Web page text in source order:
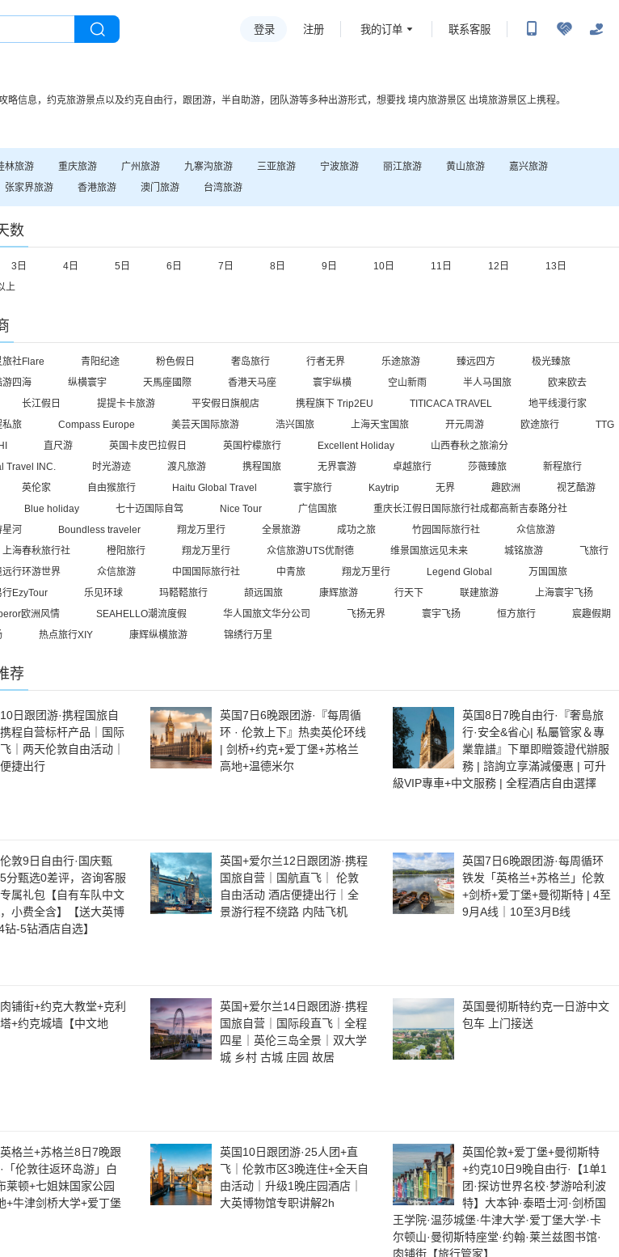
登录 注册 我的订单 联系客服
略信息， 约克旅游景点以及约克自由行，跟团游，半自助游，团队游等多种出游形式，想要找 境内旅游景区 出境旅游景区上携程。
林旅游 重庆旅游 广州旅游 九寨沟旅游 三亚旅游 宁波旅游 丽江旅游 黄山旅游 嘉兴旅游
张家界旅游 香港旅游 澳门 旅游 台湾旅游
数
3日 4日 5日 6日 7日 8日 9日 10日 11日 12日
13日
上
旅社Flare 青阳纪途 粉色假日 奢岛旅行 行者无界 乐途旅游 臻远四方
极光臻旅
游四海 纵横寰宇 天馬座國際 香港天马座 寰宇纵横 空山新雨 半人马国旅
欧来欧去
长江假日 提提卡卡旅游 平安假日旗舰店 携程旗下 Trip2EU TITICACA TRAVEL
地平线漫行家
私旅 Compass Europe 美芸天国际旅游 浩兴国旅 上海天宝国旅 开元周游 欧途旅行
TTG
直尺游 英国卡皮巴拉假日 英国柠檬旅行 Excellent Holiday
山西春秋之旅渝分
Travel INC.
时光游迹 渡凡旅游 携程国旅 无界寰游 卓越旅行 莎薇臻旅
新程旅行
英伦家 自由猴旅行 Haitu Global Travel 寰宇旅行 Kaytrip 无界 趣欧洲
视艺酷游
Blue holiday 七十迈国际自驾 Nice Tour 广信国旅
重庆长江假日国际旅行社成都高新吉泰路分社
河 Boundless traveler 翔龙万里行 全景旅游 成功之旅 竹园国际旅行社
众信旅游
上海春秋旅行社 橙阳旅行 翔龙万里行 众信旅游UTS优耐德 维景国旅远见未来 城铭旅游
飞旅行
远行环游世界 众信旅游 中国国际旅行社 中青旅 翔龙万里行 Legend Global
万国国旅
行EzyTour 乐见环球 玛鞳鞳旅行 颉远国旅 康辉旅游 行天下 联建旅游
上海寰宇飞扬
欧洲风情 SEAHELLO潮流度假 华人国旅文华分公司 飞扬无界 寰宇飞扬 恒方旅行
宸趣假期
热点旅行XIY 康辉纵横旅游 锦绣行万里
荐
日跟团游·携程国旅自
程自营标杆产品｜国际
｜两天伦敦自由活动｜
捷出行
英国7日6晚跟团游·『每周循
环 · 伦敦上下』热卖英伦环线
| 剑桥+约克+爱丁堡+苏格兰
高地+温德米尔
英国8日7晚自由行·『奢島旅
行·安全&省心| 私屬管家＆專
業靠譜』下單即贈簽證代辦服
務 | 諮詢立享滿減優惠 | 可升
級VIP專車+中文服務 | 全程酒店自由選擇
敦9日自由行·国庆甄
分甄选0差评，咨询客服
属礼包【自有车队中文
小费全含】【送大英博
-5钻酒店自选】
英国+爱尔兰12日跟团游·携程
国旅自营｜国航直飞｜ 伦敦
自由活动 酒店便捷出行｜全
景游行程不绕路 内陆飞机
英国7日6晚跟团游·每周循环
铁发「英格兰+苏格兰」伦敦
+剑桥+爱丁堡+曼彻斯特 | 4至
9月A线｜10至3月B线
铺街+约克大教堂+克利
+约克城墙【中文地
英国+爱尔兰14日跟团游·携程
国旅自营｜国际段直飞｜全程
四星｜英伦三岛全景｜双大学
城 乡村 古城 庄园 故居
英国曼彻斯特约克一日游中文
包车 上门接送
格兰+苏格兰8日7晚跟
「伦敦往返环岛游」白
莱顿+七姐妹国家公园
+牛津剑桥大学+爱丁堡
英国10日跟团游·25人团+直
飞｜伦敦市区3晚连住+全天自
由活动｜升级1晚庄园酒店｜
大英博物馆专职讲解2h
英国伦敦+爱丁堡+曼彻斯特
+约克10日9晚自由行·【1单1
团·探访世界名校·梦游哈利波
特】大本钟·泰晤士河·剑桥国
王学院·温莎城堡·牛津大学·爱丁堡大学·卡
尔顿山·曼彻斯特座堂·约翰·莱兰兹图书馆·
肉铺街【旅行管家】